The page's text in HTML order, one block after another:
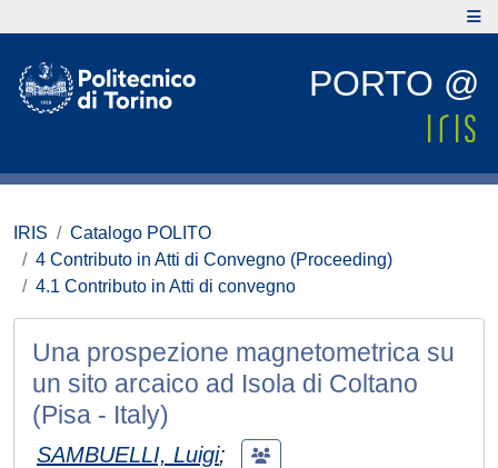
PORTO @
IRIS
Catalogo POLITO
4 Contributo in Atti di Convegno (Proceeding)
4.1 Contributo in Atti di convegno
Una prospezione magnetometrica su
un sito arcaico ad Isola di Coltano
(Pisa - Italy)
SAMBUELLI, Luigi;